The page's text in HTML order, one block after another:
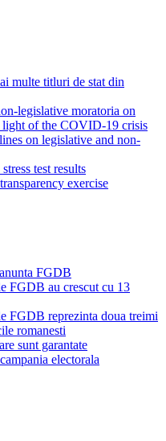
multe titluri de stat din
legislative moratoria on
light of the COVID-19 crisis
on legislative and non-
test results
exercise
FGDB
FGDB au crescut cu 13
FGDB reprezinta doua treimi
romanesti
sunt garantate
electorala